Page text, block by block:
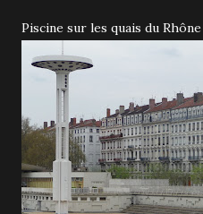
Piscine sur les quais du Rhône